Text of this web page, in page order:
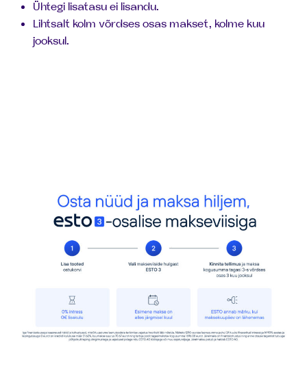
Ühtegi lisatasu ei lisandu.
Lihtsalt kolm võrdses osas makset, kolme kuu
jooksul.